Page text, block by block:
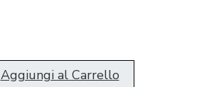
Aggiungi al Carrello